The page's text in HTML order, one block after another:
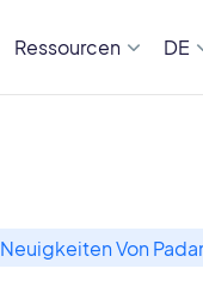
Ressourcen DE
Neuigkeiten Von